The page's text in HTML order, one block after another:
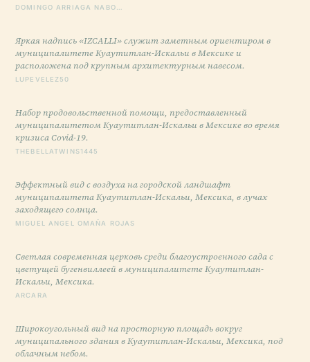
DOMINGO ARRIAGA NABO…
Яркая надпись «IZCALLI» служит заметным ориентиром в
муниципалитете Куаутитлан-Искальи в Мексике и
расположена под крупным архитектурным навесом.
LUPEVELEZ50
Набор продовольственной помощи, предоставленный
муниципалитетом Куаутитлан-Искальи в Мексике во время
кризиса Covid-19.
THEBELLATWINS1445
Эффектный вид с воздуха на городской ландшафт
муниципалитета Куаутитлан-Искальи, Мексика, в лучах
заходящего солнца.
MIGUEL ANGEL OMAÑA ROJAS
Светлая современная церковь среди благоустроенного сада с
цветущей бугенвиллеей в муниципалитете Куаутитлан-
Искальи, Мексика.
ARCARA
Широкоугольный вид на просторную площадь вокруг
муниципального здания в Куаутитлан-Искальи, Мексика, под
облачным небом.